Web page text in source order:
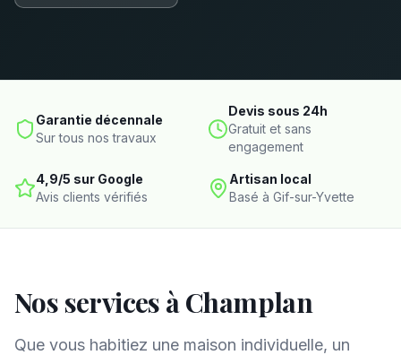
Garantie décennale
Sur tous nos travaux
Devis sous 24h
Gratuit et sans
engagement
4,9/5 sur Google
Avis clients vérifiés
Artisan local
Basé à Gif-sur-Yvette
Nos services àChamplan
Que vous habitiez une maison individuelle, un